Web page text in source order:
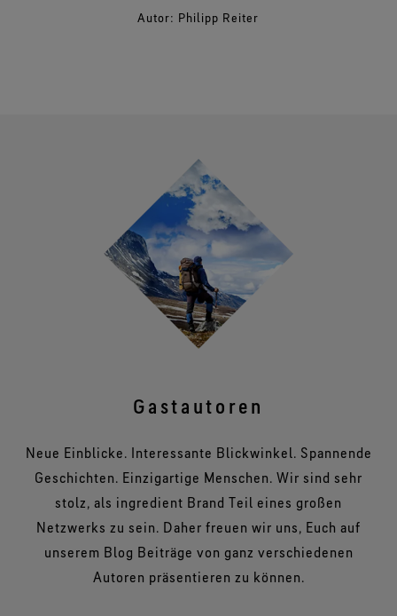
Autor: Philipp Reiter
Gastautoren
Neue Einblicke. Interessante Blickwinkel. Spannende
Geschichten. Einzigartige Menschen. Wir sind sehr
stolz, als ingredient Brand Teil eines großen
Netzwerks zu sein. Daher freuen wir uns, Euch auf
unserem Blog Beiträge von ganz verschiedenen
Autoren präsentieren zu können.